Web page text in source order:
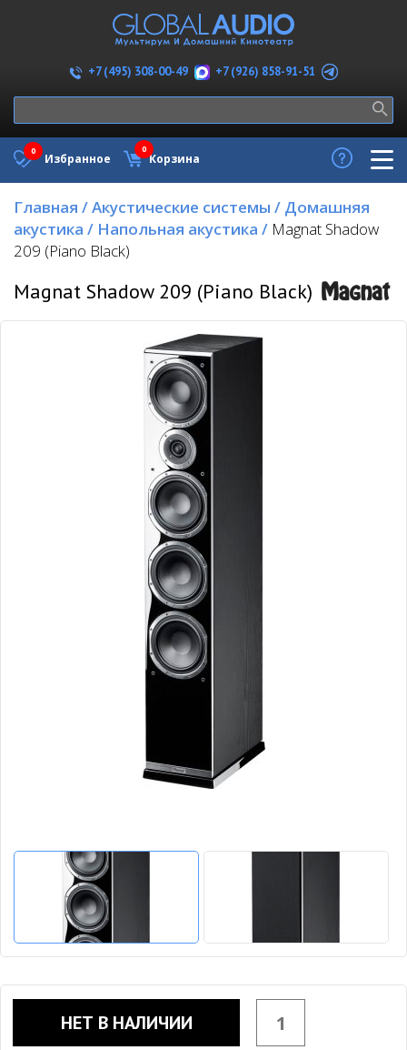
+7 (495) 308-00-49 +7 (926) 858-91-51
Избранное
0
Корзина
0
Главная /Акустические системы / Домашняя
акустика / Напольная акустика / Magnat Shadow
209 (Piano Black)
Magnat Shadow 209 (Piano Black)
НЕТ В НАЛИЧИИ